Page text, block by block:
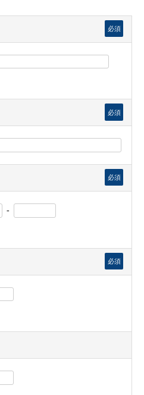
必須
必須
必須
-
必須